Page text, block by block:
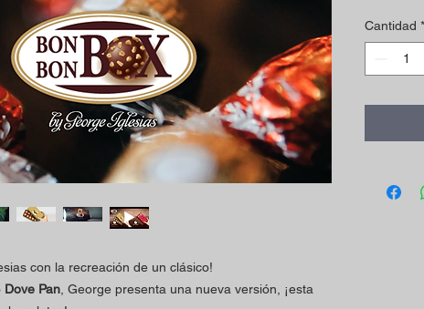
con la recreación de un clásico!
Dove Pan , George presenta una nueva versión, ¡esta
Cantidad *